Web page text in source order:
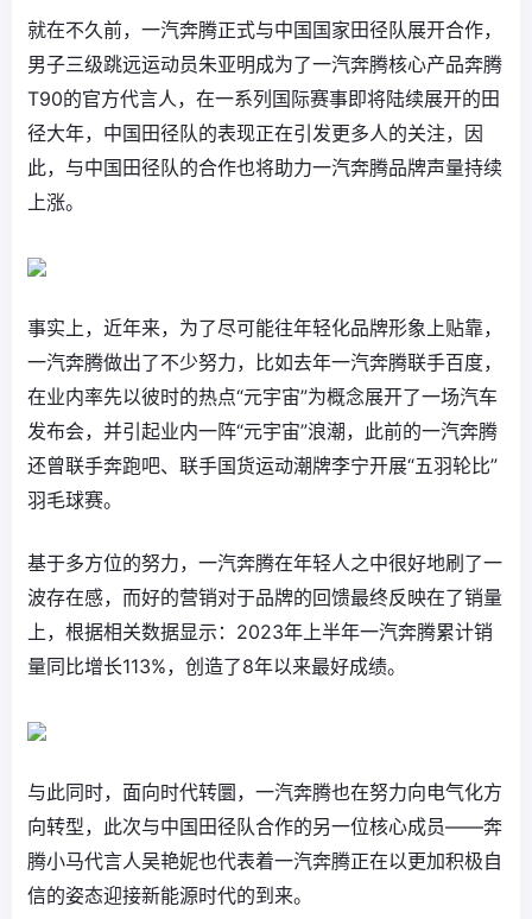
就在不久前，一汽奔腾正式与中国国家田径队展开合作，
男子三级跳远运动员朱亚明成为了一汽奔腾核心产品奔腾
T90的官方代言人，在一系列国际赛事即将陆续展开的田
径大年，中国田径队的表现正在引发更多人的关注，因
此，与中国田径队的合作也将助力一汽奔腾品牌声量持续
上涨。
事实上，近年来，为了尽可能往年轻化品牌形象上贴靠，
一汽奔腾做出了不少努力，比如去年一汽奔腾联手百度，
在业内率先以彼时的热点“元宇宙”为概念展开了一场汽车
发布会，并引起业内一阵“元宇宙”浪潮，此前的一汽奔腾
还曾联手奔跑吧、联手国货运动潮牌李宁开展“五羽轮比”
羽毛球赛。
基于多方位的努力，一汽奔腾在年轻人之中很好地刷了一
波存在感，而好的营销对于品牌的回馈最终反映在了销量
上，根据相关数据显示：2023年上半年一汽奔腾累计销
量同比增长113%，创造了8年以来最好成绩。
与此同时，面向时代转圜，一汽奔腾也在努力向电气化方
向转型，此次与中国田径队合作的另一位核心成员——奔
腾小马代言人吴艳妮也代表着一汽奔腾正在以更加积极自
信的姿态迎接新能源时代的到来。